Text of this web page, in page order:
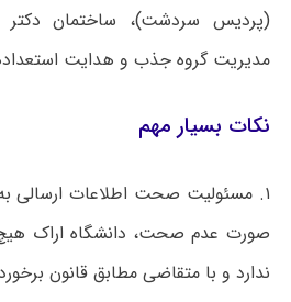
(پردیس سردشت)، ساختمان دکتر
مدیریت گروه جذب و هدایت
نکات بسیار مهم
۱. مسئولیت صحت اطلاعات ارسالی
صورت‌ عدم صحت، دانشگاه اراک هیچ
ندارد و با متقاضی مطابق قانون